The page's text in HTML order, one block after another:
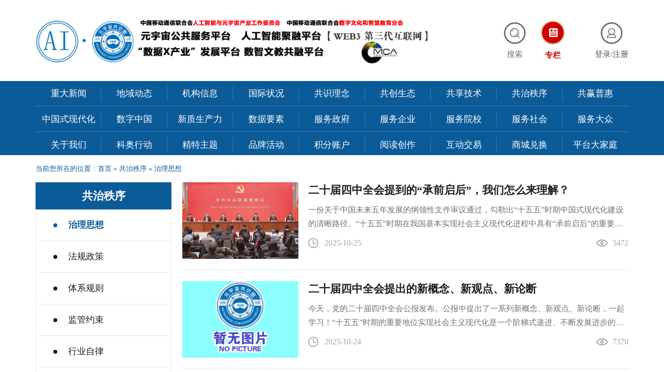
搜索 专栏 登录/注册
重大新闻 地域动态 机构信息 国际状况 共识理念 共创生态 共享技术 共治秩序 共赢普惠
中国式现代化 数字中国 新质生产力 数据要素 服务政府 服务企业 服务院校 服务社会 服务大众
关于我们 科奥行动 精特主题 品牌活动 积分账户 阅读创作 互动交易 商城兑换 平台大家庭
当前您所在的位置： 首页 » 共治秩序 » 治理思想
共治秩序
治理思想
法规政策
体系规则
监管约束
行业自律
二十届四中全会提到的“承前启后”，我们怎么来理解？
一份关于中国未来五年发展的纲领性文件审议通过，勾勒出“十五五”时期中国式现代化建设
的清晰路径。“十五五”时期在我国基本实现社会主义现代化进程中具有“承前启后”的重要地
位——党的二十届四中全会这一重大判断，立刻引发了全社会广泛关注。“承前启后”不仅是
5472
2025-10-25
二十届四中全会提出的新概念、新观点、新论断
今天，党的二十届四中全会公报发布。公报中提出了一系列新概念、新观点、新论断，一起
学习！“十五五”时期的重要地位实现社会主义现代化是一个阶梯式递进、不断发展进步的历
史过程，需要不懈努力、接续奋斗。
7370
2025-10-24